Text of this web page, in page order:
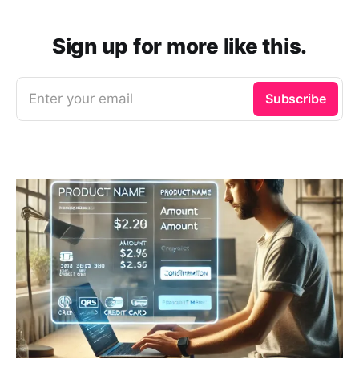
Sign up for more like this.
Enter your email Subscribe